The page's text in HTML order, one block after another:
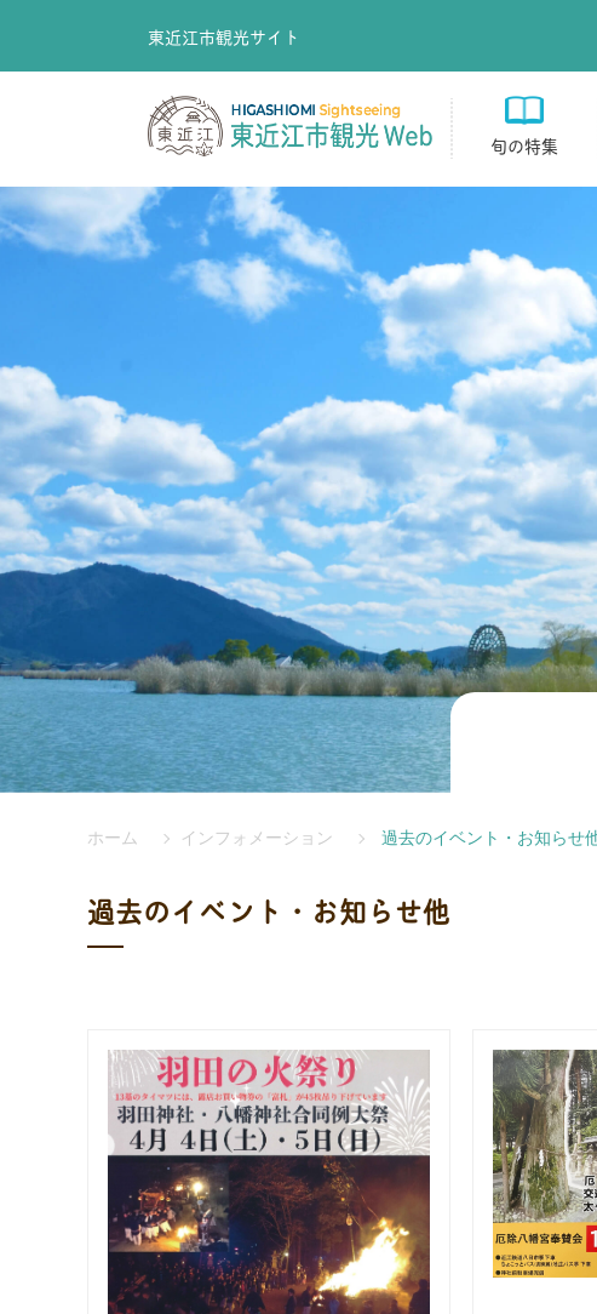
東近江市観光サイト
旬の特集
ホーム インフォメーション 過去のイベント・お知らせ
過去のイベント・お知らせ他